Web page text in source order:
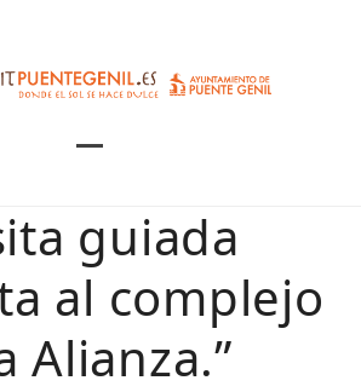
mobile
menu
mobile
menu
guiada
al complejo
Alianza.”